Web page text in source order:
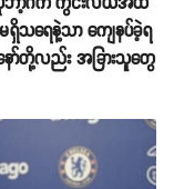
ရှိသရေနဲ့သာ ကျေနပ်ခဲ့ရ
တို့လည်း အခြားသူတွေ